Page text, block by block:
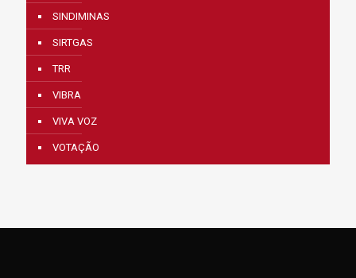
SINDIMINAS
SIRTGAS
TRR
VIBRA
VIVA VOZ
VOTAÇÃO